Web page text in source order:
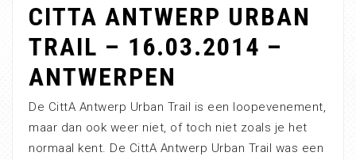
CITTA ANTWERP URBAN
TRAIL – 16.03.2014 –
ANTWERPEN
De CittA Antwerp Urban Trail is een loopevenement,
maar dan ook weer niet, of toch niet zoals je het
normaal kent. De CittA Antwerp Urban Trail was een